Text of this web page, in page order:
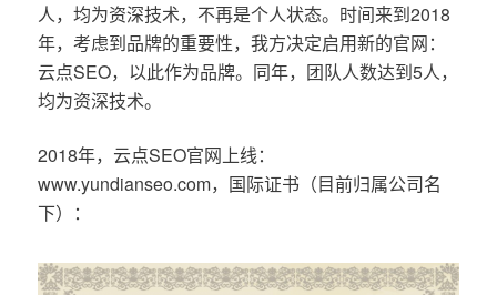
人，均为资深技术，不再是个人状态。时间来到2018
年，考虑到品牌的重要性，我方决定启用新的官网：
云点SEO，以此作为品牌。同年，团队人数达到5人，
均为资深技术。
2018年，云点SEO官网上线：
www.yundianseo.com，国际证书（目前归属公司名
下）：